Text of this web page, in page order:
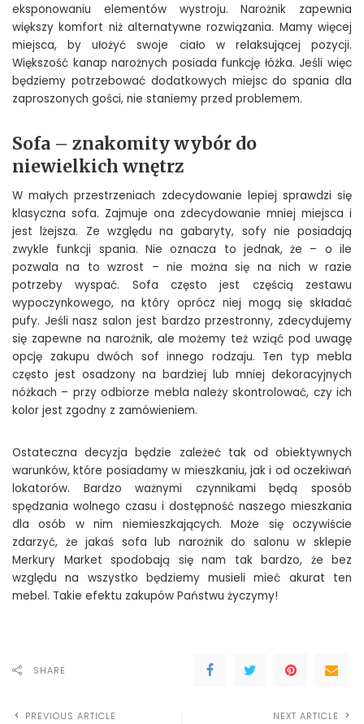
eksponowaniu elementów wystroju. Narożnik zapewnia
większy komfort niż alternatywne rozwiązania. Mamy więcej
miejsca, by ułożyć swoje ciało w relaksującej pozycji.
Większość kanap narożnych posiada funkcję łóżka. Jeśli więc
będziemy potrzebować dodatkowych miejsc do spania dla
zaproszonych gości, nie staniemy przed problemem.
Sofa – znakomity wybór do
niewielkich wnętrz
W małych przestrzeniach zdecydowanie lepiej sprawdzi się
klasyczna sofa. Zajmuje ona zdecydowanie mniej miejsca i
jest lżejsza. Ze względu na gabaryty, sofy nie posiadają
zwykle funkcji spania. Nie oznacza to jednak, że – o ile
pozwala na to wzrost – nie można się na nich w razie
potrzeby wyspać. Sofa często jest częścią zestawu
wypoczynkowego, na który oprócz niej mogą się składać
pufy. Jeśli nasz salon jest bardzo przestronny, zdecydujemy
się zapewne na narożnik, ale możemy też wziąć pod uwagę
opcję zakupu dwóch sof innego rodzaju. Ten typ mebla
często jest osadzony na bardziej lub mniej dekoracyjnych
nóżkach – przy odbiorze mebla należy skontrolować, czy ich
kolor jest zgodny z zamówieniem.
Ostateczna decyzja będzie zależeć tak od obiektywnych
warunków, które posiadamy w mieszkaniu, jak i od oczekiwań
lokatorów. Bardzo ważnymi czynnikami będą sposób
spędzania wolnego czasu i dostępność naszego mieszkania
dla osób w nim niemieszkających. Może się oczywiście
zdarzyć, że jakaś sofa lub narożnik do salonu w sklepie
Merkury Market spodobają się nam tak bardzo, że bez
względu na wszystko będziemy musieli mieć akurat ten
mebel. Takie efektu zakupów Państwu życzymy!
SHARE
PREVIOUS ARTICLE NEXT ARTICLE